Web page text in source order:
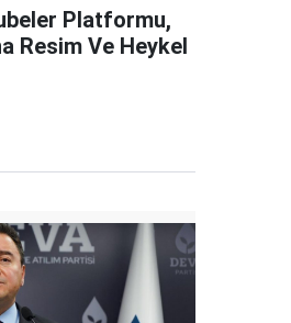
Platformu,
Resim Ve Heykel